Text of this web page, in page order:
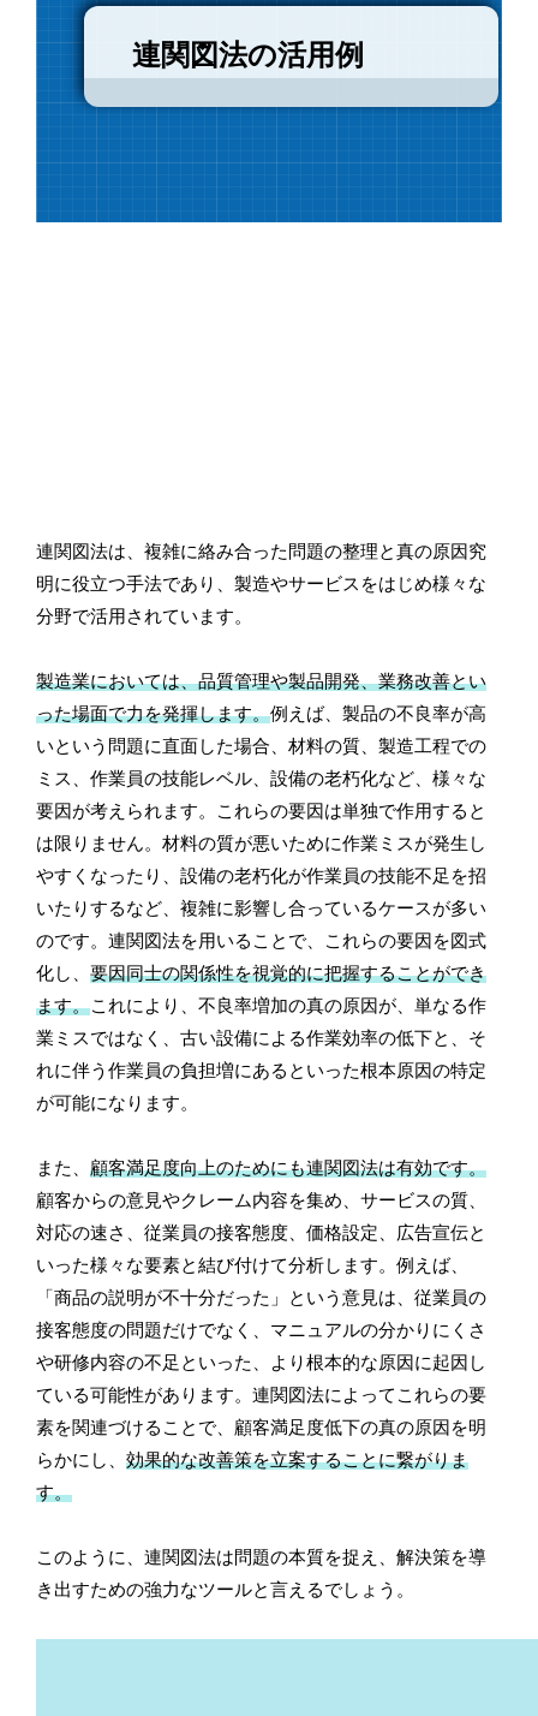
連関図法の活用例
連関図法は、複雑に絡み合った問題の整理と真の原因究
明に役立つ手法であり、製造やサービスをはじめ様々な
分野で活用されています。
製造業においては、品質管理や製品開発、業務改善とい
った場面で力を発揮します。例えば、製品の不良率が高
いという問題に直面した場合、材料の質、製造工程での
ミス、作業員の技能レベル、設備の老朽化など、様々な
要因が考えられます。これらの要因は単独で作用すると
は限りません。材料の質が悪いために作業ミスが発生し
やすくなったり、設備の老朽化が作業員の技能不足を招
いたりするなど、複雑に影響し合っているケースが多い
のです。連関図法を用いることで、これらの要因を図式
化し、要因同士の関係性を視覚的に把握することができ
ます。これにより、不良率増加の真の原因が、単なる作
業ミスではなく、古い設備による作業効率の低下と、そ
れに伴う作業員の負担増にあるといった根本原因の特定
が可能になります。
また、顧客満足度向上のためにも連関図法は有効です。
顧客からの意見やクレーム内容を集め、サービスの質、
対応の速さ、従業員の接客態度、価格設定、広告宣伝と
いった様々な要素と結び付けて分析します。例えば、
「商品の説明が不十分だった」という意見は、従業員の
接客態度の問題だけでなく、マニュアルの分かりにくさ
や研修内容の不足といった、より根本的な原因に起因し
ている可能性があります。連関図法によってこれらの要
素を関連づけることで、顧客満足度低下の真の原因を明
らかにし、効果的な改善策を立案することに繋がりま
す。
このように、連関図法は問題の本質を捉え、解決策を導
き出すための強力なツールと言えるでしょう。